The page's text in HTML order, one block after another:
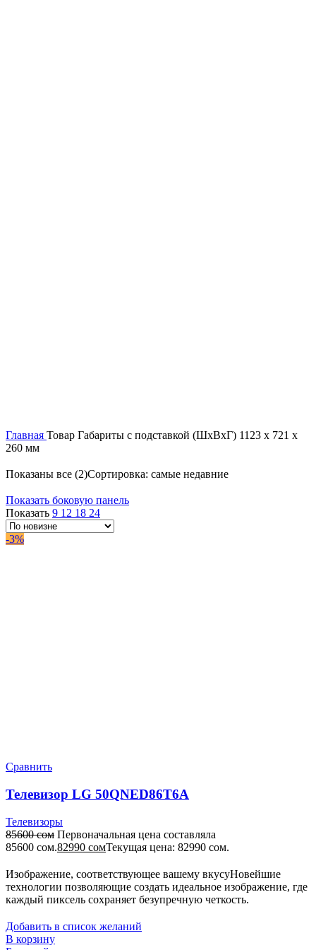
Главная Товар Габариты с подставкой (ШxВxГ) 1123 x 721 x
260 мм
Показаны все (2)Сортировка: самые недавние
Показать боковую панель
Показать 9 12 18 24
-3%
Сравнить
Телевизор LG 50QNED86T6A
Телевизоры
85600сом Первоначальная цена составляла
85600 сом.82990 сомТекущая цена: 82990 сом.
Изображение, соответствующее вашему вкусуНовейшие
технологии позволяющие создать идеальное изображение, где
каждый пиксель сохраняет безупречную четкость.
Добавить в список желаний
В корзину